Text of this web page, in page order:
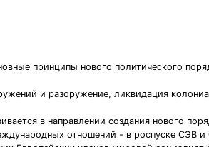
принципы нового политического
и разоружение, ликвидация
в направлении создания нового
отношений - в роспуске СЭВ и